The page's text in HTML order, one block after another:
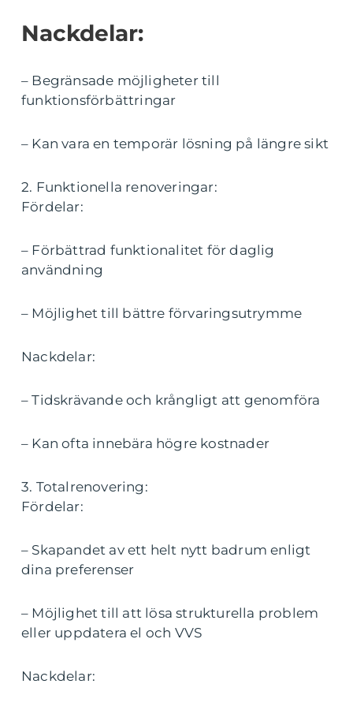
Nackdelar:
– Begränsade möjligheter till
funktionsförbättringar
– Kan vara en temporär lösning på längre sikt
2. Funktionella renoveringar:
Fördelar:
– Förbättrad funktionalitet för daglig
användning
– Möjlighet till bättre förvaringsutrymme
Nackdelar:
– Tidskrävande och krångligt att genomföra
– Kan ofta innebära högre kostnader
3. Totalrenovering:
Fördelar:
– Skapandet av ett helt nytt badrum enligt
dina preferenser
– Möjlighet till att lösa strukturella problem
eller uppdatera el och VVS
Nackdelar: